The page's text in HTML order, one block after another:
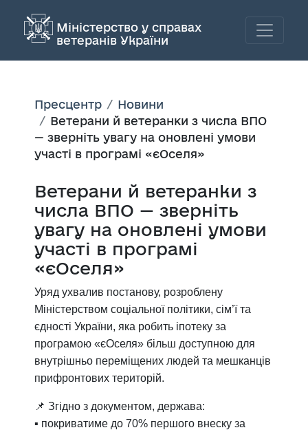
Міністерство у справах
ветеранів України
Пресцентр
Новини
Ветерани й ветеранки з числа ВПО
— зверніть увагу на оновлені умови
участі в програмі «єОселя»
Ветерани й ветеранки з
числа ВПО — зверніть
увагу на оновлені умови
участі в програмі
«єОселя»
Уряд ухвалив постанову, розроблену
Міністерством соціальної політики, сім’ї та
єдності України, яка робить іпотеку за
програмою «єОселя» більш доступною для
внутрішньо переміщених людей та мешканців
прифронтових територій.
📌 Згідно з документом, держава:
▪️ покриватиме до 70% першого внеску за